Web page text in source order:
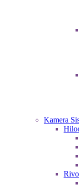
Kamera
Rivo